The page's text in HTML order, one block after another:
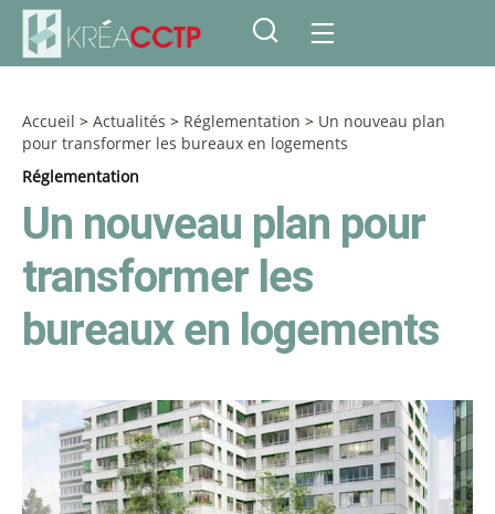
Accueil > Actualités > Réglementation > Un nouveau plan
pour transformer les bureaux en logements
Réglementation
Un nouveau plan pour
transformer les
bureaux en logements